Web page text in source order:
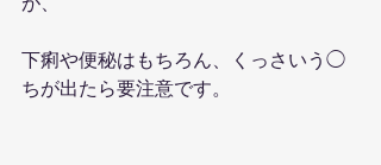
下痢や便秘はもちろん、くっさいう◯
ちが出たら要注意です。